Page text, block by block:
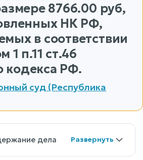
8766.00 руб,
НК РФ,
в соответствии
1 п.11 ст.46
кодекса РФ.
суд (Республика
дела